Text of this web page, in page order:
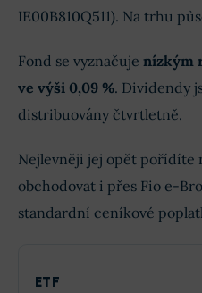
IE00B810Q511). Na trhu
Fond se vyznačuje nízkým
ve výši 0,09 %. Dividendy
distribuovány čtvrtletně.
Nejlevněji jej opět pořídíte
obchodovat i přes Fio e-
standardní ceníkové
ETF